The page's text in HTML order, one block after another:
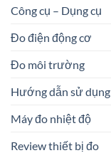
Công cụ – Dụng cụ
Đo điện động cơ
Đo môi trường
Hướng dẫn sử dụng
Máy đo nhiệt độ
Review thiết bị đo